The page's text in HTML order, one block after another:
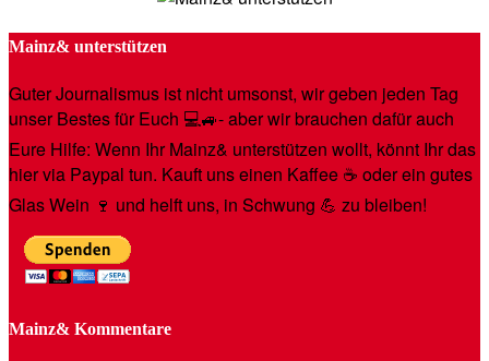
Mainz& unterstützen
Guter Journalismus ist nicht umsonst, wir geben jeden Tag
unser Bestes für Euch 💻🚙- aber wir brauchen dafür auch
Eure Hilfe: Wenn Ihr Mainz& unterstützen wollt, könnt Ihr das
hier via Paypal tun. Kauft uns einen Kaffee ☕️ oder ein gutes
Glas Wein 🍷 und helft uns, in Schwung 💪 zu bleiben!
Mainz& Kommentare